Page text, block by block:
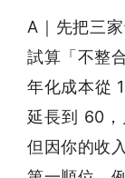
A｜先把三
試算「不整
年化成本從
延長到 60，
但因你的收